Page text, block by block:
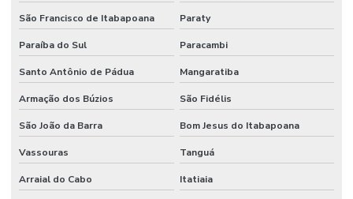
São Francisco de Itabapoana Paraty
Paraíba do Sul Paracambi
Santo Antônio de Pádua Mangaratiba
Armação dos Búzios São Fidélis
São João da Barra Bom Jesus do Itabapoana
Vassouras Tanguá
Arraial do Cabo Itatiaia